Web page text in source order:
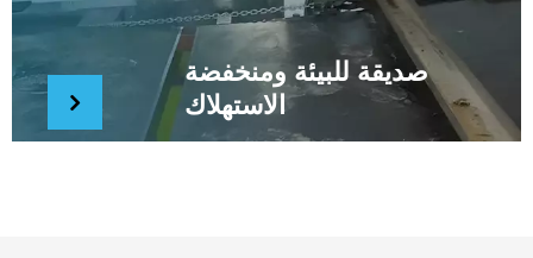
صديقة للبيئة ومنخفضة
الاستهلاك